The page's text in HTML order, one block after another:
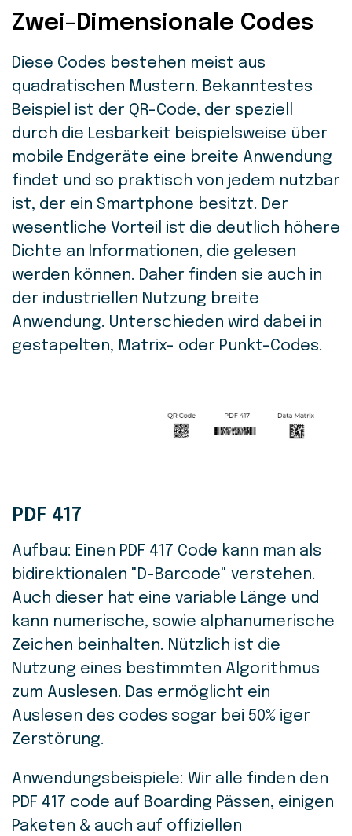
Zwei-Dimensionale Codes
Diese Codes bestehen meist aus
quadratischen Mustern. Bekanntestes
Beispiel ist der QR-Code, der speziell
durch die Lesbarkeit beispielsweise über
mobile Endgeräte eine breite Anwendung
findet und so praktisch von jedem nutzbar
ist, der ein Smartphone besitzt. Der
wesentliche Vorteil ist die deutlich höhere
Dichte an Informationen, die gelesen
werden können. Daher finden sie auch in
der industriellen Nutzung breite
Anwendung. Unterschieden wird dabei in
gestapelten, Matrix- oder Punkt-Codes.
PDF 417
Aufbau: Einen PDF 417 Code kann man als
bidirektionalen "D-Barcode" verstehen.
Auch dieser hat eine variable Länge und
kann numerische, sowie alphanumerische
Zeichen beinhalten. Nützlich ist die
Nutzung eines bestimmten Algorithmus
zum Auslesen. Das ermöglicht ein
Auslesen des codes sogar bei 50% iger
Zerstörung.
Anwendungsbeispiele: Wir alle finden den
PDF 417 code auf Boarding Pässen, einigen
Paketen & auch auf offiziellen